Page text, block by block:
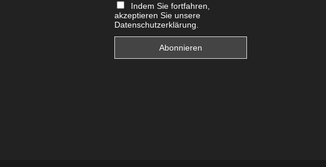
Indem Sie fortfahren,
akzeptieren Sie unsere
Datenschutzerklärung.